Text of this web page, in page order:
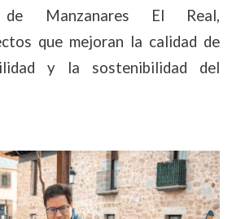
de Manzanares El Real,
que mejoran la calidad de
y la sostenibilidad del